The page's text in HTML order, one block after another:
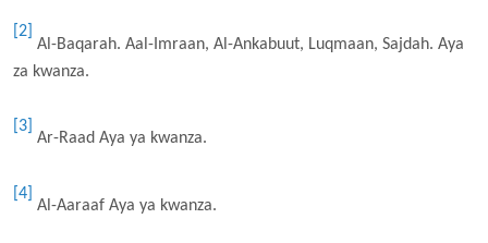
[2]
Al-Baqarah. Aal-Imraan, Al-Ankabuut, Luqmaan, Sajdah. Aya
za kwanza.
[3]
Ar-Raad Aya ya kwanza.
[4]
Al-Aaraaf Aya ya kwanza.